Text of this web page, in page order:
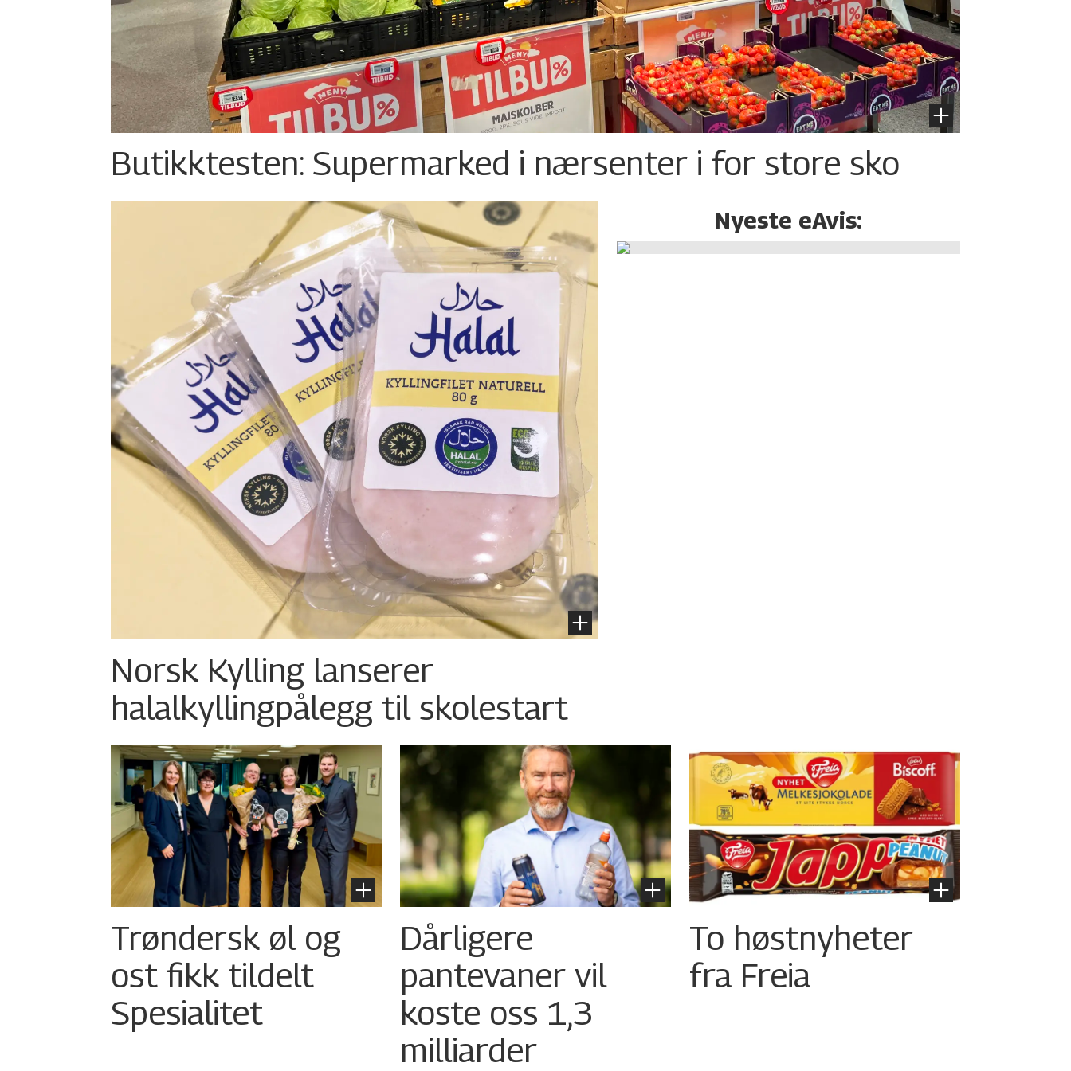
Butikktesten: Supermarked i nærsenter i for store sko
Norsk Kylling lanserer
halalkylling­pålegg til skolestart
Nyeste eAvis:
Trøndersk øl og
ost fikk tildelt
Spesialitet
Dårligere
pantevaner vil
koste oss 1,3
milliarder
To høstnyheter
fra Freia